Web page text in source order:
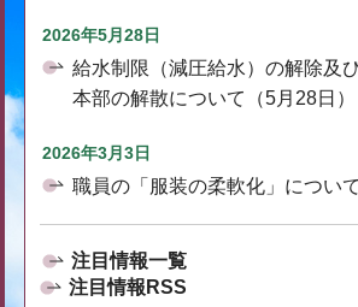
2026年5月28日
給水制限（減圧給水）の解除及
本部の解散について（5月28日）
2026年3月3日
職員の「服装の柔軟化」について
注目情報一覧
注目情報RSS